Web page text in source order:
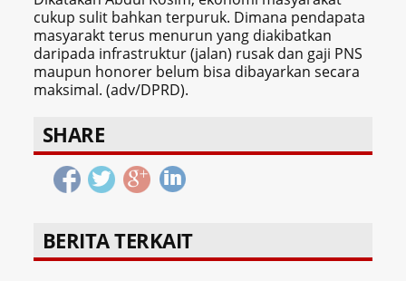
cukup sulit bahkan terpuruk. Dimana pendapata
masyarakt terus menurun yang diakibatkan
daripada infrastruktur (jalan) rusak dan gaji PNS
maupun honorer belum bisa dibayarkan secara
maksimal. (adv/DPRD).
SHARE
BERITA TERKAIT